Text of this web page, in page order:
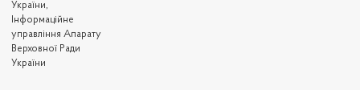
України,
Інформаційне
управління Апарату
Верховної Ради
України